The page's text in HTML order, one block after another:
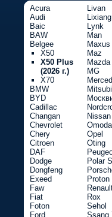
Acura
Audi
Baic
BAW
Belgee
X50
X50 Plus
(2026 г.)
X70
BMW
BYD
Cadillac
Changan
Chevrolet
Chery
Citroen
DAF
Dodge
Dongfeng
Exeed
Faw
Fiat
Foton
Ford
Livan
Lixiang
Lynk
Man
Maxus
Maz
Mazda
MG
Nissan
Omoda
Opel
Oting
Polar
Proton
Rox
Sehol
Ssang